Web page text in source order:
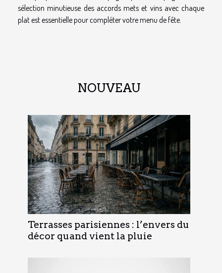
sélection minutieuse des accords mets et vins avec chaque
plat est essentielle pour compléter votre menu de fête.
NOUVEAU
Terrasses parisiennes : l’envers du
décor quand vient la pluie